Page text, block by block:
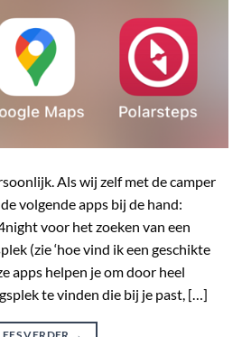
Als wij zelf met de camper
volgende apps bij de hand:
voor het zoeken van een
(zie ‘hoe vind ik een geschikte
apps helpen je om door heel
te vinden die bij je past, […]